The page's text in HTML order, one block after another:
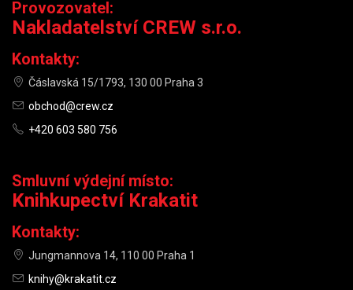
Provozovatel:
Nakladatelství CREW s.r.o.
Kontakty:
Čáslavská 15/1793, 130 00 Praha 3
obchod@crew.cz
+420 603 580 756
Smluvní výdejní místo:
Knihkupectví Krakatit
Kontakty:
Jungmannova 14, 110 00 Praha 1
knihy@krakatit.cz